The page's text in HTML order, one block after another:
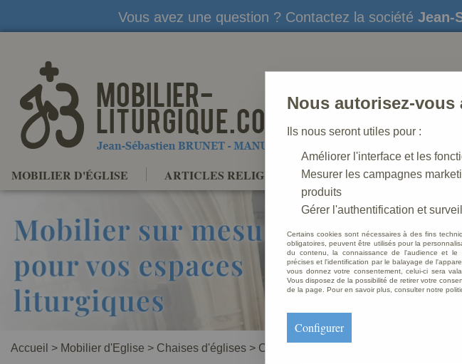
Vous avez une question ? Contactez la société Jean-
MOBILIER D'ÉGLISE ARTICLES RELIGIEUX STATUES
Accueil > Mobilier d'Eglise > Chaises d'églises > Chaise d'église empilable
Nous autorisez-
Ils nous seront utiles pour :
Améliorer l'interface et les
Mesurer les campagnes
produits
Gérer l'authentification et
Certains cookies sont nécessaires à des fins
obligatoires, peuvent être utilisés pour la
du contenu, la connaissance de l'audience et le
précises et l'identification par le balayage de
vous donnez votre consentement, celui-ci sera
Vous disposez de la possibilité de retirer votre
de la page. Pour en savoir plus, consulter notre
Configurer